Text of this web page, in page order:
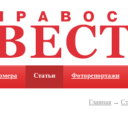
Статьи Фоторепортажи
Главная →